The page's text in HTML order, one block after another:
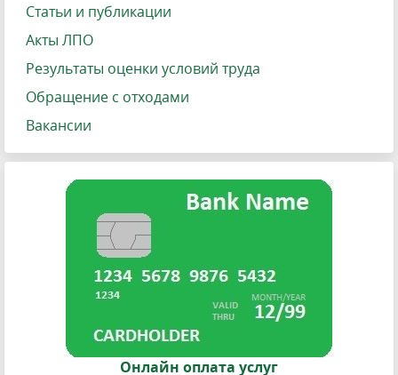
Статьи и публикации
Акты ЛПО
Результаты оценки условий труда
Обращение с отходами
Вакансии
Онлайн оплата услуг